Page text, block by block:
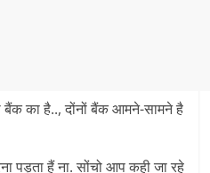
बैंक का है.., दोंनों बैंक आमने-सामने है
पड़ता हैं ना. सोंचो आप कही जा रहे